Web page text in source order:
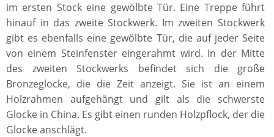
im ersten Stock eine gewölbte Tür. Eine Treppe führt
hinauf in das zweite Stockwerk. Im zweiten Stockwerk
gibt es ebenfalls eine gewölbte Tür, die auf jeder Seite
von einem Steinfenster eingerahmt wird. In der Mitte
des zweiten Stockwerks befindet sich die große
Bronzeglocke, die die Zeit anzeigt. Sie ist an einem
Holzrahmen aufgehängt und gilt als die schwerste
Glocke in China. Es gibt einen runden Holzpflock, der die
Glocke anschlägt.